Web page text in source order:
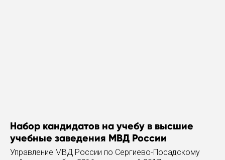
Набор кандидатов на учебу в высшие
учебные заведения МВД России
Управление МВД России по Сергиево-Посадскому